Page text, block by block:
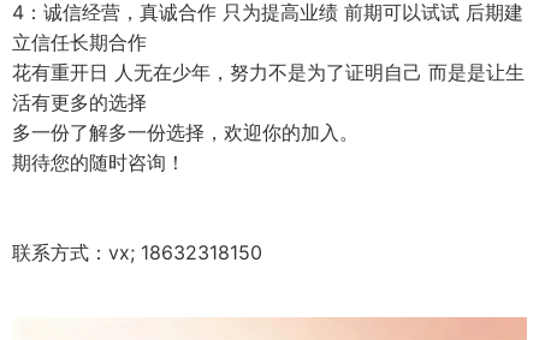
4：诚信经营，真诚合作 只为提高业绩 前期可以试试 后期建
立信任长期合作
花有重开日 人无在少年，努力不是为了证明自己 而是是让生
活有更多的选择
多一份了解多一份选择，欢迎你的加入。
期待您的随时咨询！
联系方式：vx; 18632318150